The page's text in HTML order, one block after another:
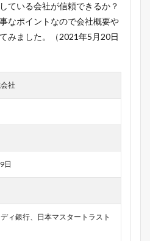
ている会社が信頼できるか？
なポイントなので会社概要や
みました。（2021年5月20日
社
日
ィ銀行、日本マスタートラスト